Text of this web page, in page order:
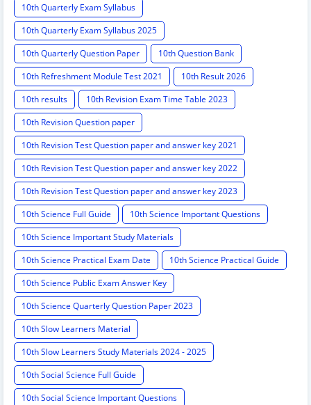
10th Quarterly Exam Syllabus
10th Quarterly Exam Syllabus 2025
10th Quarterly Question Paper
10th Question Bank
10th Refreshment Module Test 2021
10th Result 2026
10th results
10th Revision Exam Time Table 2023
10th Revision Question paper
10th Revision Test Question paper and answer key 2021
10th Revision Test Question paper and answer key 2022
10th Revision Test Question paper and answer key 2023
10th Science Full Guide
10th Science Important Questions
10th Science Important Study Materials
10th Science Practical Exam Date
10th Science Practical Guide
10th Science Public Exam Answer Key
10th Science Quarterly Question Paper 2023
10th Slow Learners Material
10th Slow Learners Study Materials 2024 - 2025
10th Social Science Full Guide
10th Social Science Important Questions